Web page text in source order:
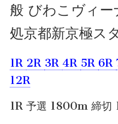
般 びわこヴィ
処京都新京極ス
1R 2R 3R 4R 5R 6R
12R
1R 予選 1800m 締切